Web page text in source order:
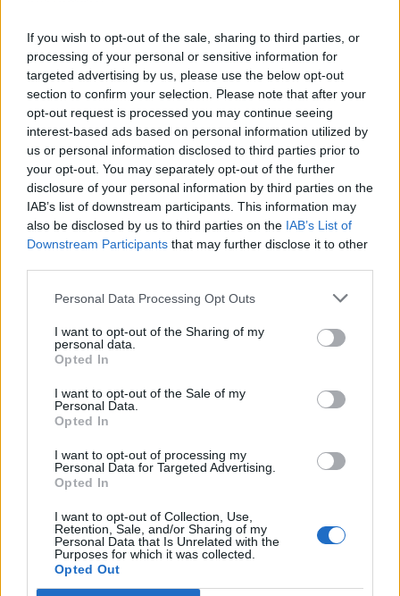
If you wish to opt-out of the sale, sharing to third parties, or
processing of your personal or sensitive information for
targeted advertising by us, please use the below opt-out
section to confirm your selection. Please note that after your
opt-out request is processed you may continue seeing
interest-based ads based on personal information utilized by
us or personal information disclosed to third parties prior to
your opt-out. You may separately opt-out of the further
disclosure of your personal information by third parties on the
IAB’s list of downstream participants. This information may
also be disclosed by us to third parties on the IAB’s List of
Downstream Participants that may further disclose it to other
Personal Data Processing Opt Outs
I want to opt-out of the Sharing of my
personal data.
Opted In
I want to opt-out of the Sale of my
Personal Data.
Opted In
I want to opt-out of processing my
Personal Data for Targeted Advertising.
Opted In
I want to opt-out of Collection, Use,
Retention, Sale, and/or Sharing of my
Personal Data that Is Unrelated with the
Purposes for which it was collected.
Opted Out
tour.
Tutto questo sarà corredato presto, si augura
Kerbaker, da eventi, mostre e conferenze. Ma
già adesso si può visitare (con prenotazione)
migliaia di titoli, lasciandosi incuriosire da
fotografia d’antan.